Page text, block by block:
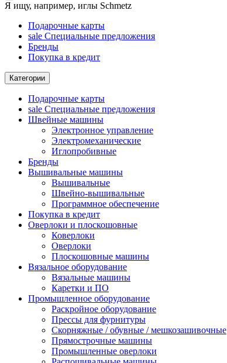
Я ищу, например, иглы Schmetz
Подарочные карты
sale Специальные предложения
Бренды
Покупка в кредит
Категории
Подарочные карты
sale Специальные предложения
Швейные машины
Электронное управление
Электромеханические
Иглопробивные
Бренды
Вышивальные машины
Вышивальные
Швейно-вышивальные
Программное обеспечение
Покупка в кредит
Оверлоки и плоскошовные
Коверлоки
Оверлоки
Плоскошовные машины
Вязальное оборудование
Вязальные машины
Каретки и ПО
Промышленное оборудование
Раскройное оборудование
Прессы для фурнитуры
Скорняжные / обувные / мешкозашивочные
Прямострочные машины
Промышленные оверлоки